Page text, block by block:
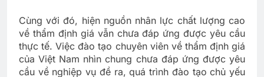
Cùng với đó, hiện nguồn nhân lực chất lượng cao
về thẩm định giá vẫn chưa đáp ứng được yêu cầu
thực tế. Việc đào tạo chuyên viên về thẩm định giá
của Việt Nam nhìn chung chưa đáp ứng được yêu
cầu về nghiệp vụ đề ra, quá trình đào tạo chủ yếu